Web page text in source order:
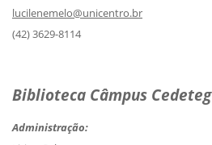
lucilenemelo@unicentro.br
(42) 3629-8114
Biblioteca Câmpus Cedeteg
Administração: